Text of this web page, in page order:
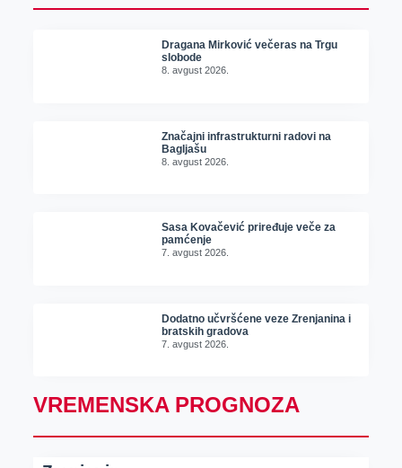
Dragana Mirković večeras na Trgu
slobode
8. avgust 2026.
Značajni infrastrukturni radovi na
Bagljašu
8. avgust 2026.
Sasa Kovačević priređuje veče za
pamćenje
7. avgust 2026.
Dodatno učvršćene veze Zrenjanina i
bratskih gradova
7. avgust 2026.
VREMENSKA PROGNOZA